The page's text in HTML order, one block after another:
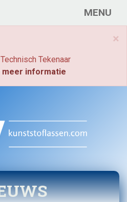
MENU
×
Tekenaar
informatie